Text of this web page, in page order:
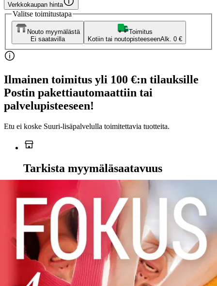
Verkkokaupan hinta
Valitse toimitustapa
Nouto myymälästä
Ei saatavilla
Toimitus
Kotiin tai noutopisteeseenAlk. 0 €
Ilmainen toimitus yli 100 €:n tilauksille
Postin pakettiautomaattiin tai
palvelupisteeseen!
Etu ei koske Suuri‑lisäpalvelulla toimitettavia tuotteita.
Tarkista myymäläsaatavuus
Ei saatavilla
Tuotekuvaus